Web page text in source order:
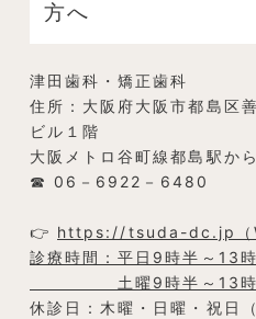
方へ
津田歯科・矯正歯科
住所：大阪府大阪市都島区
ビル１階
大阪メトロ谷町線都島駅か
☎︎ 06－6922－6480
👉 https://tsuda-dc.jp（
診療時間：平日9時半～
土曜9時半～13時
休診日：木曜・日曜・祝日